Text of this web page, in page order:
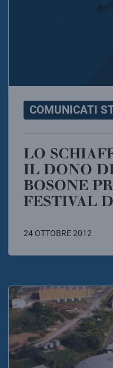
COMUNICATI
LO SCHIAFFONE DI HIGGS E
IL DONO
BOSONE
FESTIVAL
24 OTTOBRE 2012